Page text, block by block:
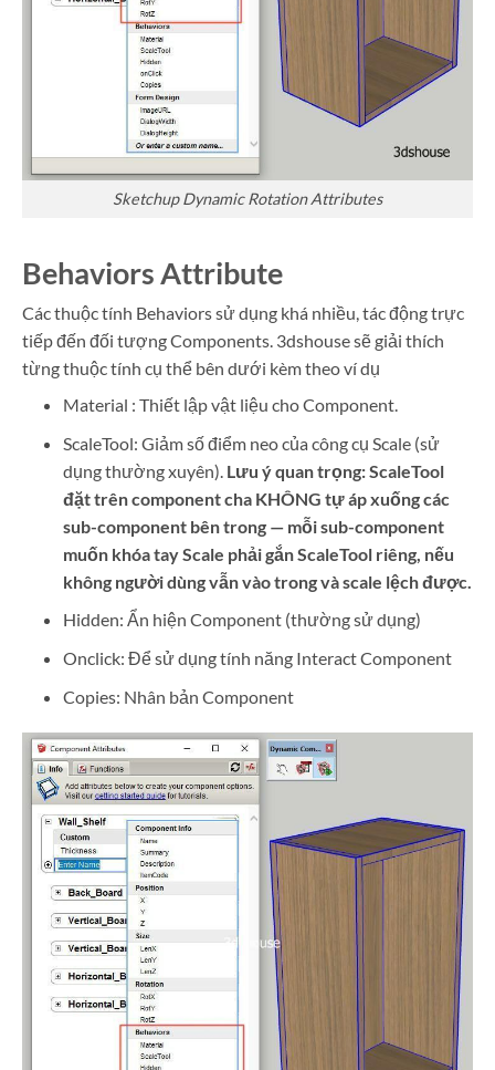
Sketchup Dynamic Rotation Attributes
Behaviors Attribute
Các thuộc tính Behaviors sử dụng khá nhiều, tác động trực
tiếp đến đối tượng Components. 3dshouse sẽ giải thích
từng thuộc tính cụ thể bên dưới kèm theo ví dụ
Material : Thiết lập vật liệu cho Component.
ScaleTool: Giảm số điểm neo của công cụ Scale (sử
dụng thường xuyên). Lưu ý quan trọng: ScaleTool
đặt trên component cha KHÔNG tự áp xuống các
sub-component bên trong — mỗi sub-component
muốn khóa tay Scale phải gắn ScaleTool riêng, nếu
không người dùng vẫn vào trong và scale lệch được.
Hidden: Ẩn hiện Component (thường sử dụng)
Onclick: Để sử dụng tính năng Interact Component
Copies: Nhân bản Component